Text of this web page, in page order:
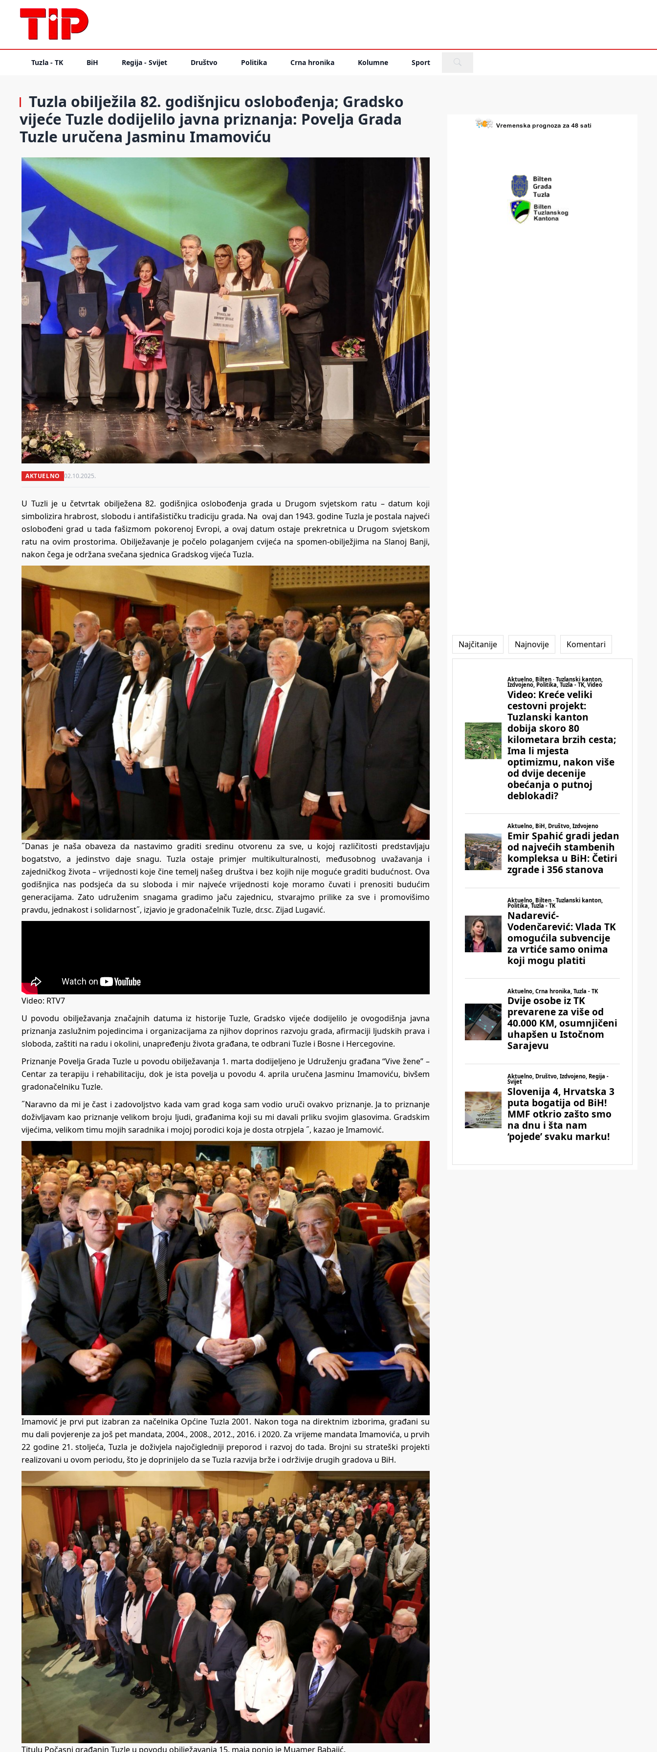
Tuzla - TK BiH Regija - Svijet Društvo Politika Crna hronika Kolumne Sport
Tuzla obilježila 82. godišnjicu oslobođenja; Gradsko
vijeće Tuzle dodijelilo javna priznanja: Povelja Grada
Tuzle uručena Jasminu Imamoviću
AKTUELNO 02.10.2025.
U Tuzli je u četvrtak obilježena 82. godišnjica oslobođenja grada u Drugom svjetskom ratu – datum koji
simbolizira hrabrost, slobodu i antifašističku tradiciju grada. Na ovaj dan 1943. godine Tuzla je postala najveći
oslobođeni grad u tada fašizmom pokorenoj Evropi, a ovaj datum ostaje prekretnica u Drugom svjetskom
ratu na ovim prostorima. Obilježavanje je počelo polaganjem cvijeća na spomen-obilježjima na Slanoj Banji,
nakon čega je održana svečana sjednica Gradskog vijeća Tuzla.
˝Danas je naša obaveza da nastavimo graditi sredinu otvorenu za sve, u kojoj različitosti predstavljaju
bogatstvo, a jedinstvo daje snagu. Tuzla ostaje primjer multikulturalnosti, međusobnog uvažavanja i
zajedničkog života – vrijednosti koje čine temelj našeg društva i bez kojih nije moguće graditi budućnost. Ova
godišnjica nas podsjeća da su sloboda i mir najveće vrijednosti koje moramo čuvati i prenositi budućim
generacijama. Zato udruženim snagama gradimo jaču zajednicu, stvarajmo prilike za sve i promovišimo
pravdu, jednakost i solidarnost˝, izjavio je gradonačelnik Tuzle, dr.sc. Zijad Lugavić.
Video: RTV7
U povodu obilježavanja značajnih datuma iz historije Tuzle, Gradsko vijeće dodijelilo je ovogodišnja javna
priznanja zaslužnim pojedincima i organizacijama za njihov doprinos razvoju grada, afirmaciji ljudskih prava i
sloboda, zaštiti na radu i okolini, unapređenju života građana, te odbrani Tuzle i Bosne i Hercegovine.
Priznanje Povelja Grada Tuzle u povodu obilježavanja 1. marta dodijeljeno je Udruženju građana “Vive žene” –
Centar za terapiju i rehabilitaciju, dok je ista povelja u povodu 4. aprila uručena Jasminu Imamoviću, bivšem
gradonačelniku Tuzle.
˝Naravno da mi je čast i zadovoljstvo kada vam grad koga sam vodio uruči ovakvo priznanje. Ja to priznanje
doživljavam kao priznanje velikom broju ljudi, građanima koji su mi davali prliku svojim glasovima. Gradskim
vijećima, velikom timu mojih saradnika i mojoj porodici koja je dosta otrpjela ˝, kazao je Imamović.
Imamović je prvi put izabran za načelnika Općine Tuzla 2001. Nakon toga na direktnim izborima, građani su
mu dali povjerenje za još pet mandata, 2004., 2008., 2012., 2016. i 2020. Za vrijeme mandata Imamovića, u prvih
22 godine 21. stoljeća, Tuzla je doživjela najočigledniji preporod i razvoj do tada. Brojni su strateški projekti
realizovani u ovom periodu, što je doprinijelo da se Tuzla razvija brže i održivije drugih gradova u BiH.
Titulu Počasni građanin Tuzle u povodu obilježavanja 15. maja ponio je Muamer Babajić.
Najčitanije Najnovije Komentari